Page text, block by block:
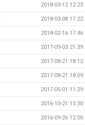
2018-03-12 12:23
2018-03-08 17:22
2018-02-16 17:46
2017-09-03 21:39
2017-08-21 18:12
2017-08-21 18:09
2017-05-01 11:29
2016-10-21 13:30
2016-09-26 12:00